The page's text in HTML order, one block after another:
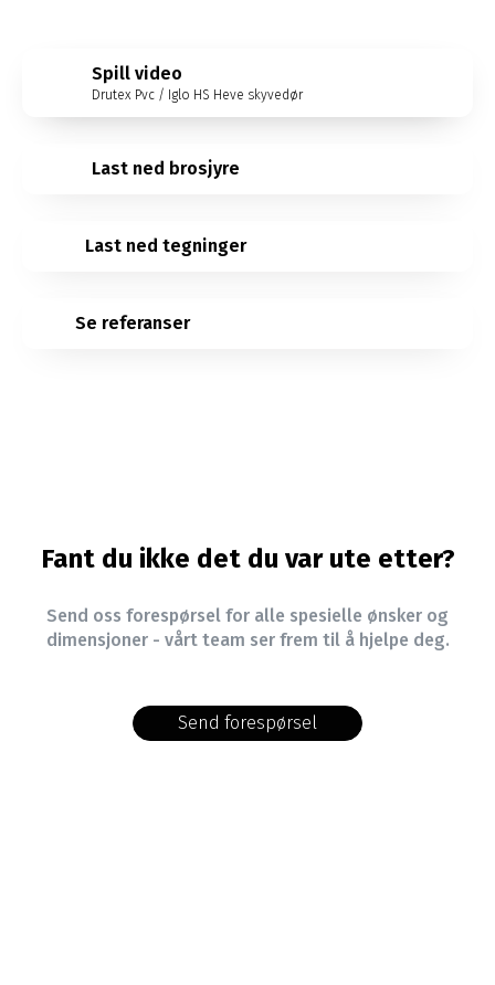
Spill video
Drutex Pvc / Iglo HS Heve skyvedør
Last ned brosjyre
Last ned tegninger
Se referanser
Fant du ikke det du var ute etter?
Send oss forespørsel for alle spesielle ønsker og
dimensjoner - vårt team ser frem til å hjelpe deg.
Send forespørsel